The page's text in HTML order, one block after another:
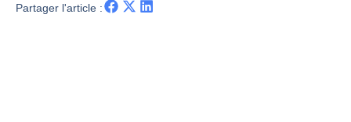
Partager l'article :